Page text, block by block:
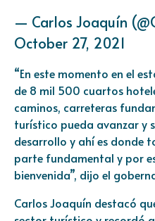
— Carlos Joaquín
October 27, 2021
“En este momento en el
de 8 mil 500 cuartos
caminos, carreteras
turístico pueda avanzar y
desarrollo y ahí es donde
parte fundamental y por
bienvenida”, dijo el
Carlos Joaquín destacó